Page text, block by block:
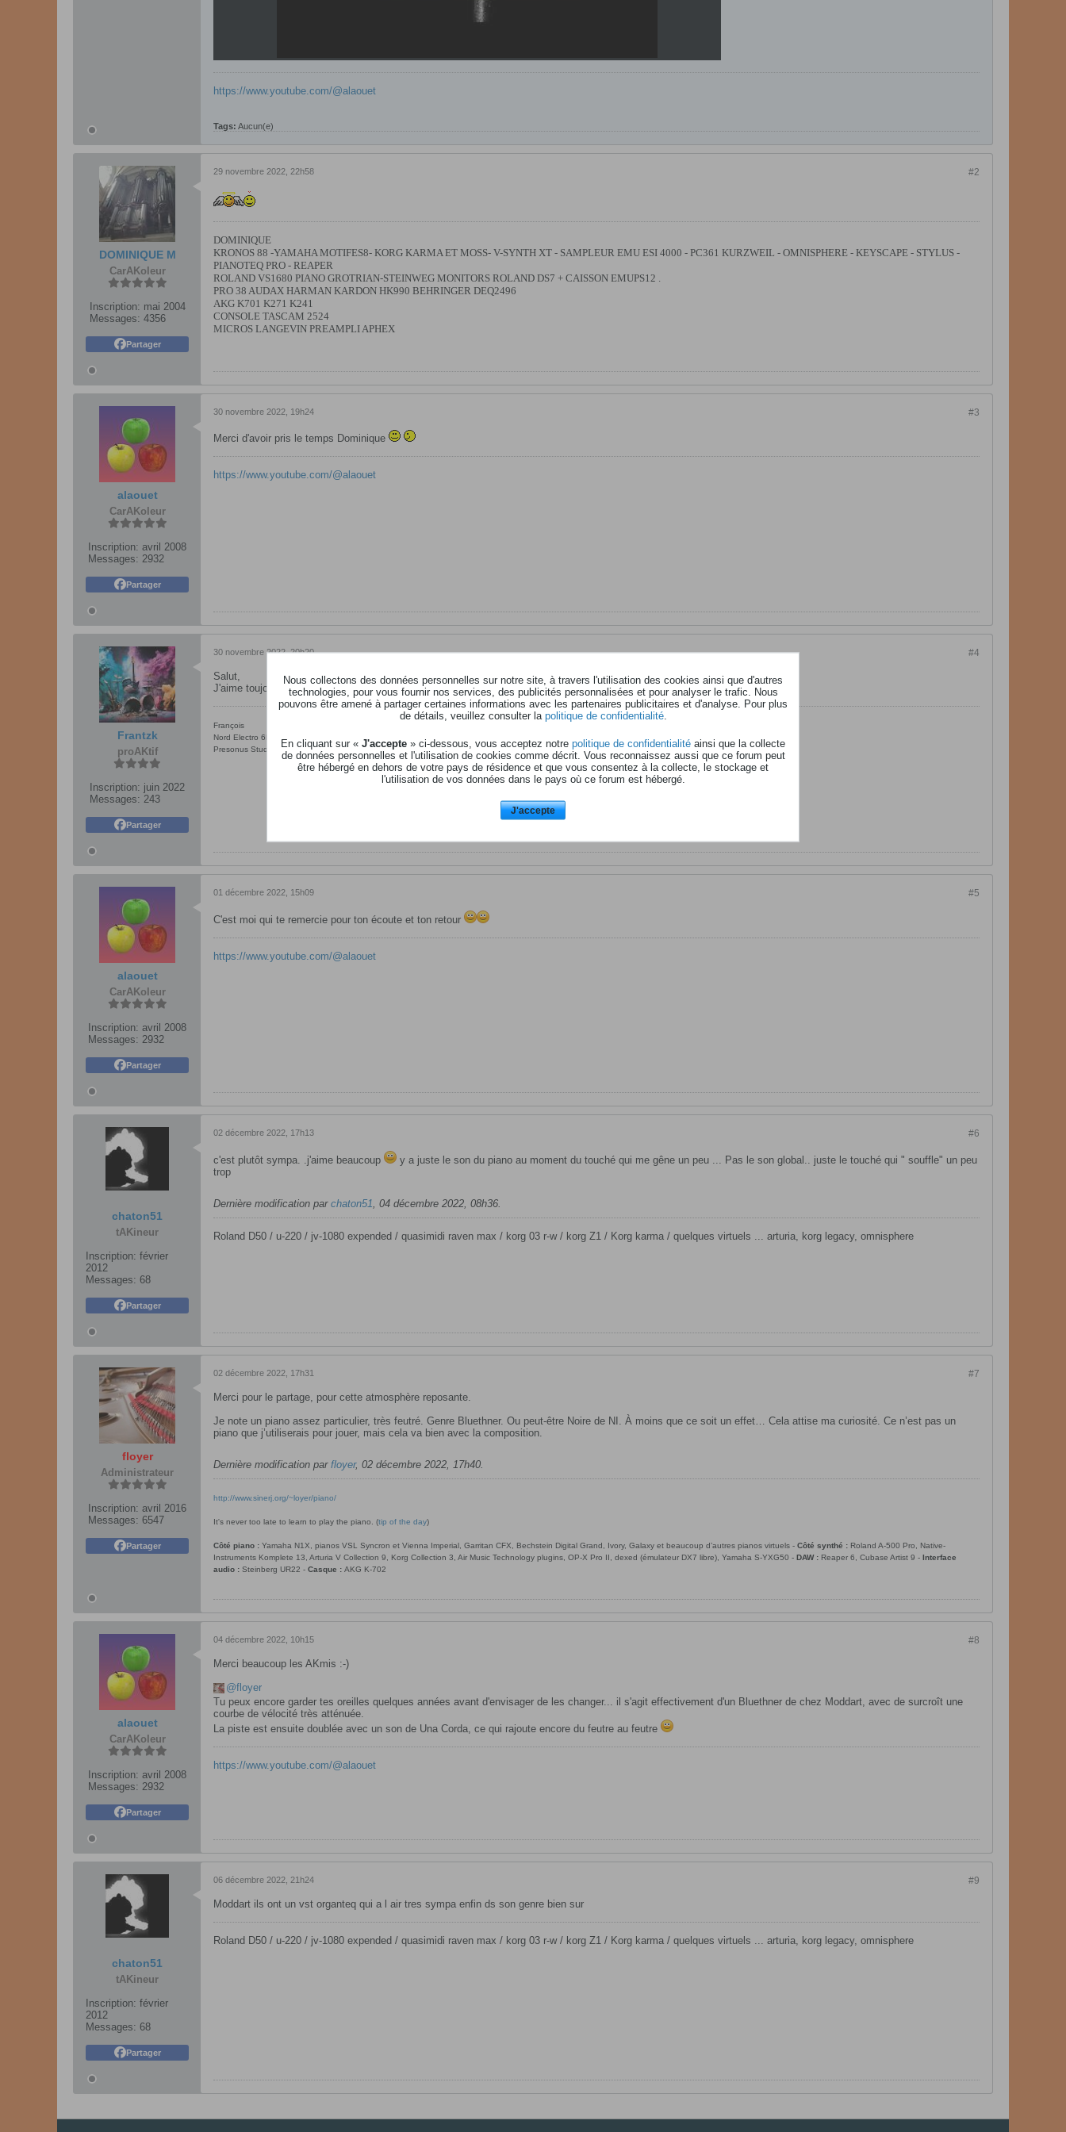
https://www.youtube.com/@alaouet
Tags: Aucun(e)
DOMINIQUE M
CarAKoleur
Inscription: mai 2004
Messages: 4356
Partager
#2
29 novembre 2022, 22h58
DOMINIQUE
KRONOS 88 -YAMAHA MOTIFES8- KORG KARMA ET MOSS- V-SYNTH XT - SAMPLEUR EMU ESI 4000 - PC361 KURZWEIL - OMNISPHERE - KEYSCAPE - STYLUS -
PIANOTEQ PRO - REAPER
ROLAND VS1680 PIANO GROTRIAN-STEINWEG MONITORS ROLAND DS7 + CAISSON EMUPS12 .
PRO 38 AUDAX HARMAN KARDON HK990 BEHRINGER DEQ2496
AKG K701 K271 K241
CONSOLE TASCAM 2524
MICROS LANGEVIN PREAMPLI APHEX
alaouet
CarAKoleur
Inscription: avril 2008
Messages: 2932
Partager
#3
30 novembre 2022, 19h24
Merci d'avoir pris le temps Dominique
https://www.youtube.com/@alaouet
Frantzk
proAKtif
Inscription: juin 2022
Messages: 243
Partager
#4
30 novembre 2022, 20h20
Salut,
J'aime toujours autant tes instants méditatifs, merci pour le partage
François
Nord Electro 6D73 - MODX 8 - Nanopad2 - Atom SQ - Studio one5 Pro - Presonus Audiobox USB96
Presonus StudioLive AR16C
alaouet
CarAKoleur
Inscription: avril 2008
Messages: 2932
Partager
#5
01 décembre 2022, 15h09
C'est moi qui te remercie pour ton écoute et ton retour
https://www.youtube.com/@alaouet
chaton51
tAKineur
Inscription: février
2012
Messages: 68
Partager
#6
02 décembre 2022, 17h13
c'est plutôt sympa. .j'aime beaucoup
y a juste le son du piano au moment du touché qui me gêne un peu ... Pas le son global.. juste le touché qui " souffle" un peu
trop
Dernière modification par chaton51, 04 décembre 2022, 08h36.
Roland D50 / u-220 / jv-1080 expended / quasimidi raven max / korg 03 r-w / korg Z1 / Korg karma / quelques virtuels ... arturia, korg legacy, omnisphere
floyer
Administrateur
Inscription: avril 2016
Messages: 6547
Partager
#7
02 décembre 2022, 17h31
Merci pour le partage, pour cette atmosphère reposante.
Je note un piano assez particulier, très feutré. Genre Bluethner. Ou peut-être Noire de NI. À moins que ce soit un effet… Cela attise ma curiosité. Ce n’est pas un
piano que j’utiliserais pour jouer, mais cela va bien avec la composition.
Dernière modification par floyer, 02 décembre 2022, 17h40.
http://www.sinerj.org/~loyer/piano/
It's never too late to learn to play the piano. (tip of the day)
Côté piano : Yamaha N1X, pianos VSL Syncron et Vienna Imperial, Garritan CFX, Bechstein Digital Grand, Ivory, Galaxy et beaucoup d’autres pianos virtuels - Côté synthé : Roland A-500 Pro, Native-
Instruments Komplete 13, Arturia V Collection 9, Korg Collection 3, Air Music Technology plugins, OP-X Pro II, dexed (émulateur DX7 libre), Yamaha S-YXG50 - DAW : Reaper 6, Cubase Artist 9 - Interface
audio : Steinberg UR22 - Casque : AKG K-702
alaouet
CarAKoleur
Inscription: avril 2008
Messages: 2932
Partager
#8
04 décembre 2022, 10h15
Merci beaucoup les AKmis :-)
floyer
Tu peux encore garder tes oreilles quelques années avant d'envisager de les changer... il s'agit effectivement d'un Bluethner de chez Moddart, avec de surcroît une
courbe de vélocité très atténuée.
La piste est ensuite doublée avec un son de Una Corda, ce qui rajoute encore du feutre au feutre
https://www.youtube.com/@alaouet
chaton51
tAKineur
Inscription: février
2012
Messages: 68
Partager
#9
06 décembre 2022, 21h24
Moddart ils ont un vst organteq qui a l air tres sympa enfin ds son genre bien sur
Roland D50 / u-220 / jv-1080 expended / quasimidi raven max / korg 03 r-w / korg Z1 / Korg karma / quelques virtuels ... arturia, korg legacy, omnisphere
Nous collectons des données personnelles sur notre site, à travers l'utilisation des cookies ainsi que d'autres
technologies, pour vous fournir nos services, des publicités personnalisées et pour analyser le trafic. Nous
pouvons être amené à partager certaines informations avec les partenaires publicitaires et d'analyse. Pour plus
de détails, veuillez consulter la politique de confidentialité.
En cliquant sur « J'accepte » ci-dessous, vous acceptez notre politique de confidentialité ainsi que la collecte
de données personnelles et l'utilisation de cookies comme décrit. Vous reconnaissez aussi que ce forum peut
être hébergé en dehors de votre pays de résidence et que vous consentez à la collecte, le stockage et
l'utilisation de vos données dans le pays où ce forum est hébergé.
J'accepte